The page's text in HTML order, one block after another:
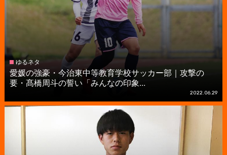
ゆるネタ
愛媛の強豪・今治東中等教育学校サッカー部｜攻撃の
要・髙橋周斗の誓い「みんなの印象...
2022.06.29